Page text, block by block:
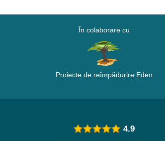
În colaborare cu
Proiecte de reîmpădurire Eden
4.9